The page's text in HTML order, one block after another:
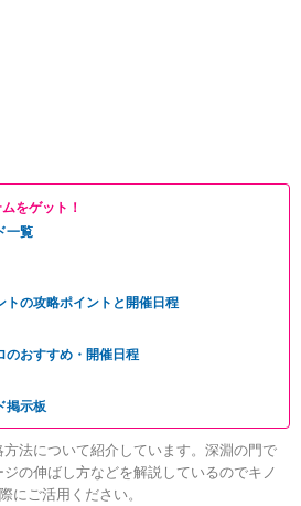
をゲット！
一覧
トの攻略ポイントと開催日程
のおすすめ・開催日程
掲示板
法について紹介しています。深淵の門で
の伸ばし方などを解説しているのでキノ
にご活用ください。